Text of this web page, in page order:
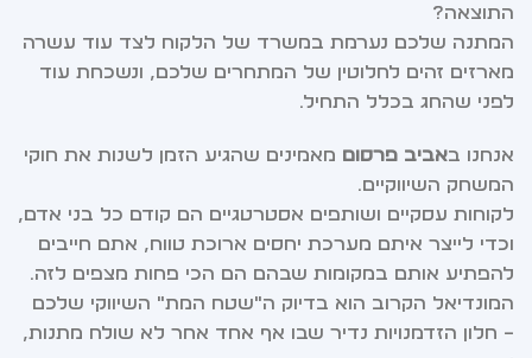
התוצאה?
המתנה שלכם נערמת במשרד של הלקוח לצד עוד עשרה
מארזים זהים לחלוטין של המתחרים שלכם, ונשכחת עוד
לפני שהחג בכלל התחיל.
אנחנו באביב פרסום מאמינים שהגיע הזמן לשנות את חוקי
המשחק השיווקיים.
לקוחות עסקיים ושותפים אסטרטגיים הם קודם כל בני אדם,
וכדי לייצר איתם מערכת יחסים ארוכת טווח, אתם חייבים
להפתיע אותם במקומות שבהם הם הכי פחות מצפים לזה.
המונדיאל הקרוב הוא בדיוק ה"שטח המת" השיווקי שלכם
– חלון הזדמנויות נדיר שבו אף אחד אחר לא שולח מתנות,